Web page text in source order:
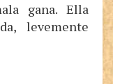
gana. Ella
levemente